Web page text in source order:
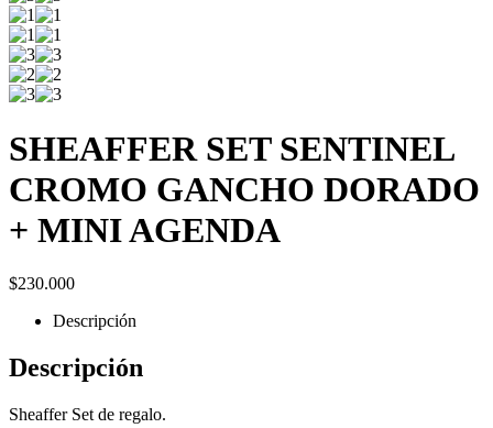
SHEAFFER SET SENTINEL
CROMO GANCHO DORADO
+ MINI AGENDA
$230.000
Descripción
Descripción
Sheaffer Set de regalo.